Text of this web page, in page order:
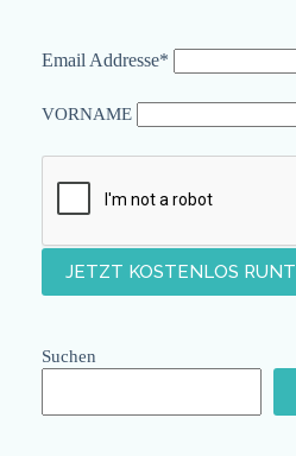
Email Addresse*
VORNAME
Suchen